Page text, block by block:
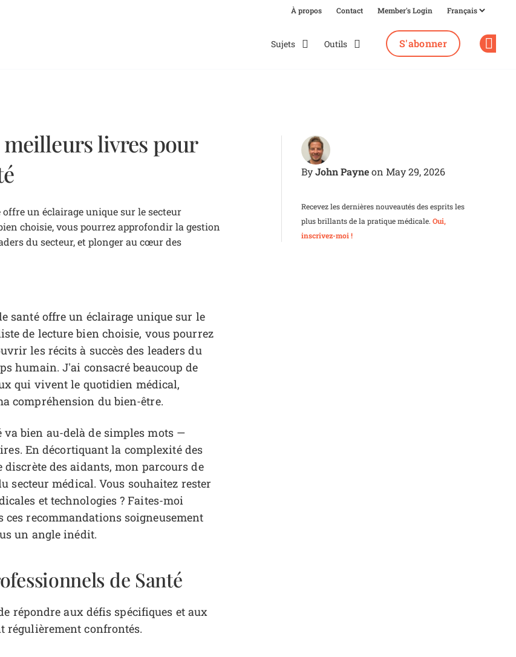
À propos Contact Member's Login
Sujets Outils S'abonner
meilleurs livres pour
ByJohn Payneon May 29, 2026
Recevez les dernières nouveautés des esprits les
plus brillants de la pratique médicale. Oui,
inscrivez-moi !
un éclairage unique sur le secteur
choisie, vous pourrez approfondir la gestion
du secteur, et plonger au cœur des
santé offre un éclairage unique sur le
de lecture bien choisie, vous pourrez
les récits à succès des leaders du
humain. J'ai consacré beaucoup de
qui vivent le quotidien médical,
compréhension du bien-être.
bien au-delà de simples mots —
En décortiquant la complexité des
des aidants, mon parcours de
secteur médical. Vous souhaitez rester
et technologies ? Faites-moi
ces recommandations soigneusement
un angle inédit.
de Santé
répondre aux défis spécifiques et aux
régulièrement confrontés.